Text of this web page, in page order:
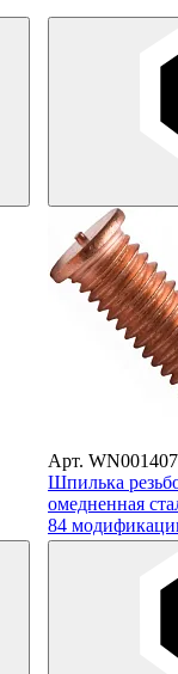
Арт.
Шпилька
омедненная
84